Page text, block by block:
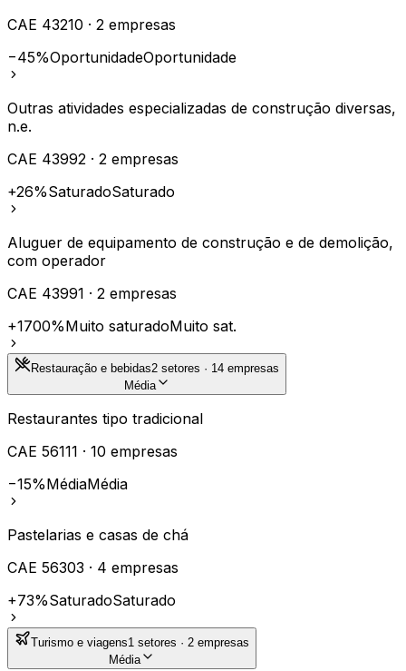
CAE 43210 · 2 empresas
−45%OportunidadeOportunidade
Outras atividades especializadas de construção diversas,
n.e.
CAE 43992 · 2 empresas
+26%SaturadoSaturado
Aluguer de equipamento de construção e de demolição,
com operador
CAE 43991 · 2 empresas
+1700%Muito saturadoMuito sat.
Restauração e bebidas2 setores · 14 empresas
Média
Restaurantes tipo tradicional
CAE 56111 · 10 empresas
−15%MédiaMédia
Pastelarias e casas de chá
CAE 56303 · 4 empresas
+73%SaturadoSaturado
Turismo e viagens1 setores · 2 empresas
Média